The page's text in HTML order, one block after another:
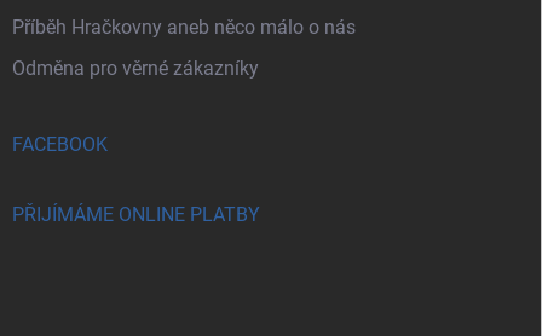
Příběh Hračkovny aneb něco málo o nás
Odměna pro věrné zákazníky
FACEBOOK
PŘIJÍMÁME ONLINE PLATBY